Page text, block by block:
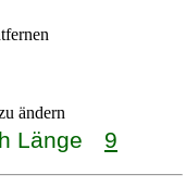
ändern
Länge 9